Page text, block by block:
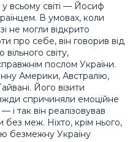
всьому світі — Йосиф
В умовах, коли
не могли відкрито
про себе, він говорив від
світу,
послом України.
Америки, Австралію,
Його візити
спричиняли емоційне
і так він реалізовував
без меж. Ніхто, крім нього,
безмежну Україну